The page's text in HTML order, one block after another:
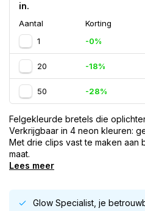
in.
Aantal Korting
1
-0%
20 -18%
50 -28%
Felgekleurde bretels die
Verkrijgbaar in 4 neon kleuren:
Met drie clips vast te maken aan
maat.
Lees meer
Glow Specialist, je